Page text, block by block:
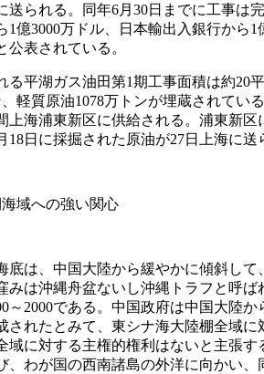
送られる。同年6月30日までに工事は
1億3000万ドル、日本輸出入銀行から
公表されている。
る平湖ガス油田第1期工事面積は約20
軽質原油1078万トンが埋蔵されてい
上海浦東新区に供給される。浦東新
18日に採掘された原油が27日上海に
域への強い関心
底は、中国大陸から緩やかに傾斜し
みは沖縄舟盆ないし沖縄トラフと呼
～2000である。中国政府は中国大陸
されたとみて、東シナ海大陸棚全域
域に対する主権的権利はないと主張
、わが国の西南諸島の外洋に向かい